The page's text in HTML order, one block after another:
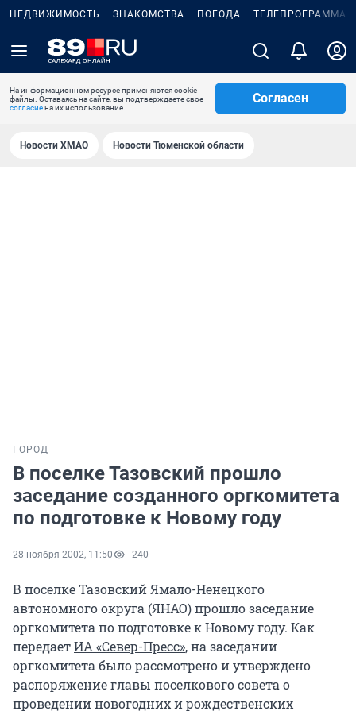
НЕДВИЖИМОСТЬ ЗНАКОМСТВА ПОГОДА ТЕЛЕПРОГРАММА
На информационном ресурсе применяются cookie-
файлы. Оставаясь на сайте, вы подтверждаете свое
согласиена их использование.
Согласен
Новости ХМАО Новости Тюменской области
ГОРОД
В поселке Тазовский прошло
заседание созданного оргкомитета
по подготовке к Новому году
28 ноября 2002, 11:50 240
В поселке Тазовский Ямало-Ненецкого
автономного округа (ЯНАО) прошло заседание
оргкомитета по подготовке к Новому году. Как
передаетИА «Север-Пресс», на заседании
оргкомитета было рассмотрено и утверждено
распоряжение главы поселкового совета о
проведении новогодних и рождественских